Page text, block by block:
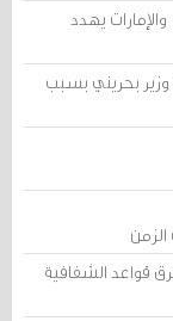
يهدد
بحريني بسبب
قواعد الشفافية